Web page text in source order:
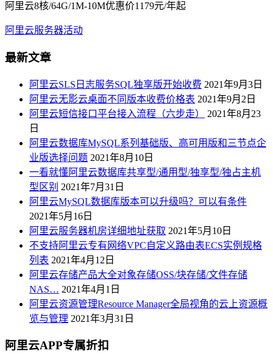
阿里云8核/64G/1M-10M优惠价1179元/年起
阿里云服务器活动
最新文章
阿里云SLS日志服务SQL独享版开始收费 2021年9月3日
阿里云无影云桌面不同版本收费价格表 2021年9月2日
阿里云短信接口平台接入流程（六步走）
2021年8月23
日
阿里云数据库MySQL系列基础版、高可用版和三节点企
业版选择问题 2021年8月10日
一看就懂阿里云数据库共享型/通用型/独享型/独占主机
型区别 2021年7月31日
阿里云MySQL数据库版本可以升级吗？可以有条件
2021年5月16日
阿里云服务器机房详细地址获取 2021年5月10日
不支持阿里云专有网络VPC自定义路由表ECS实例规格
列表 2021年4月12日
阿里云存储产品大全对象存储OSS/块存储/文件存储
NAS… 2021年4月1日
阿里云资源管理Resource Manager全局视角的云上资源概
览与管理 2021年3月31日
阿里云APP专属折扣